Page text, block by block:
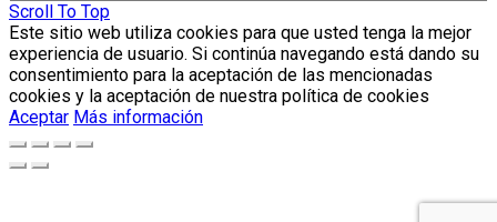
Scroll To Top
Este sitio web utiliza cookies para que usted tenga la mejor
experiencia de usuario. Si continúa navegando está dando su
consentimiento para la aceptación de las mencionadas
cookies y la aceptación de nuestra política de cookies
Aceptar Más información